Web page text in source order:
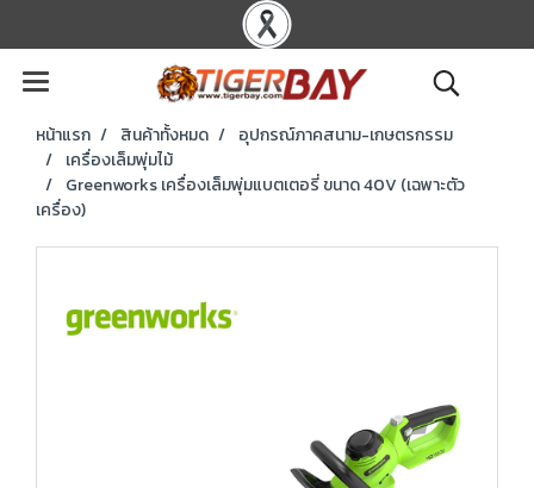
หน้าแรก สินค้าทั้งหมด
อุปกรณ์ภาคสนาม-เกษตรกรรม
เครื่องเล็มพุ่มไม้
Greenworks เครื่องเล็มพุ่มแบตเตอรี่ ขนาด 40V (เฉพาะตัว
เครื่อง)